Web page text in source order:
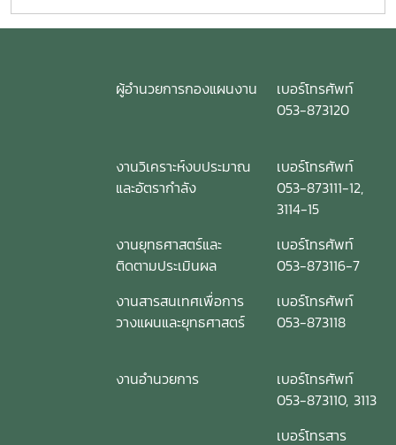
ผู้อำนวยการกองแผนงาน
เบอร์โทรศัพท์
053-873120
งานวิเคราะห์งบประมาณ
และอัตรากำลัง
เบอร์โทรศัพท์
053-873111-12,
3114-15
งานยุทธศาสตร์และ
ติดตามประเมินผล
เบอร์โทรศัพท์
053-873116-7
งานสารสนเทศเพื่อการ
วางแผนและยุทธศาสตร์
เบอร์โทรศัพท์
053-873118
งานอำนวยการ
เบอร์โทรศัพท์
053-873110, 3113
เบอร์โทรสาร